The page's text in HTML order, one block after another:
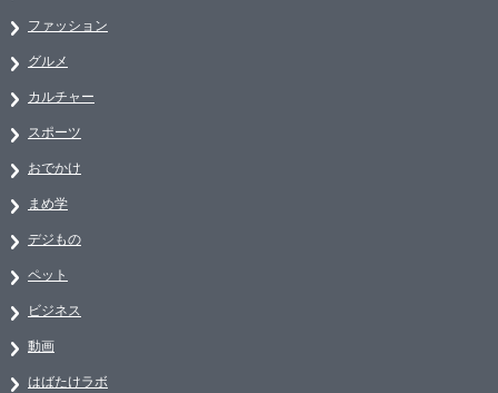
ファッション
グルメ
カルチャー
スポーツ
おでかけ
まめ学
デジもの
ペット
ビジネス
動画
はばたけラボ